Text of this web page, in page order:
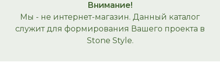
Внимание!
Мы - не интернет-магазин. Данный каталог
служит для формирования Вашего проекта в
Stone Style.